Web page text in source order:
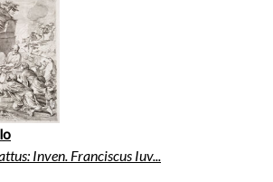
Inven. Franciscus Iuv...